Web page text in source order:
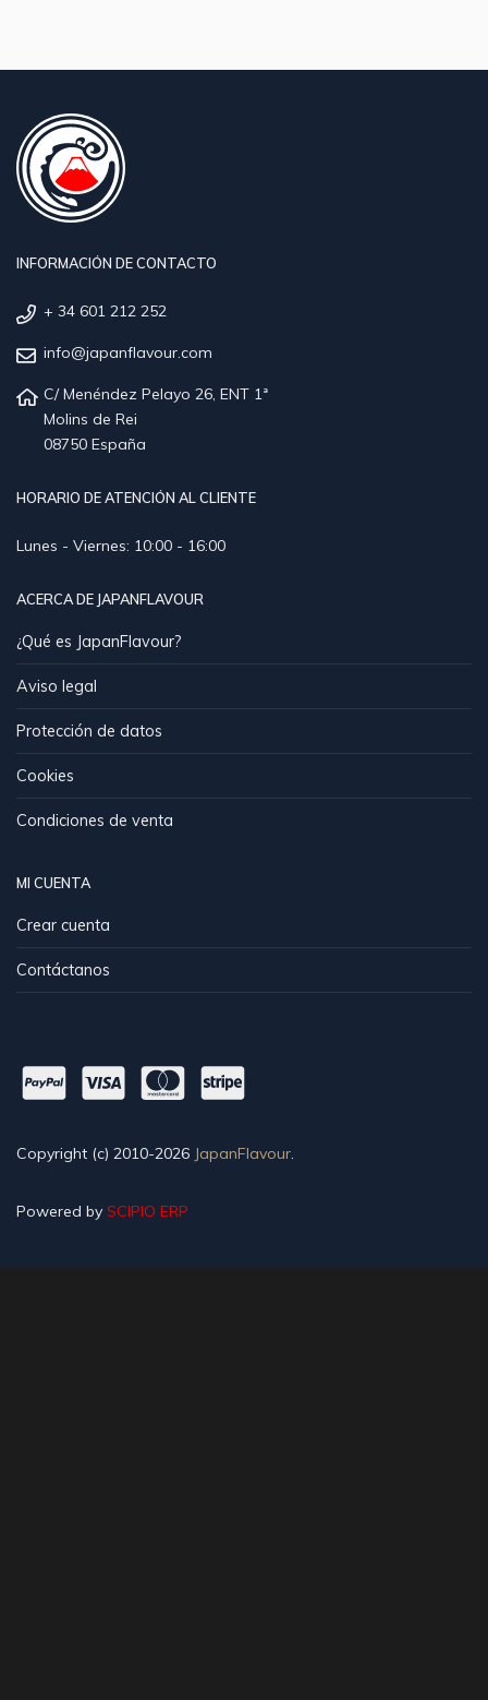
INFORMACIÓN DE CONTACTO
+ 34 601 212 252
info@japanflavour.com
C/ Menéndez Pelayo 26, ENT 1ª
Molins de Rei
08750 España
HORARIO DE ATENCIÓN AL CLIENTE
Lunes - Viernes: 10:00 - 16:00
ACERCA DE JAPANFLAVOUR
¿Qué es JapanFlavour?
Aviso legal
Protección de datos
Cookies
Condiciones de venta
MI CUENTA
Crear cuenta
Contáctanos
Copyright (c) 2010-2026 JapanFlavour.
Powered by SCIPIO ERP